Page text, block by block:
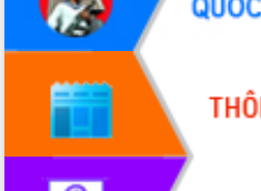
trong thương mại điện tử năm 2026
Đoàn đại biểu Quốc hội tỉnh Đắk Lắk
trao đổi thông tin trước Kỳ họp thứ
nhất, Quốc hội khóa XVI
Quyết liệt cải cách hành chính, khơi
thông nguồn lực phát triển
Nâng cao hiệu lực, hiệu quả HĐND
tỉnh thông qua hiện đại hóa hành chính